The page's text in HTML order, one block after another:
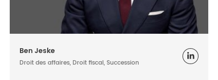
Ben Jeske
Droit des affaires, Droit fiscal, Succession